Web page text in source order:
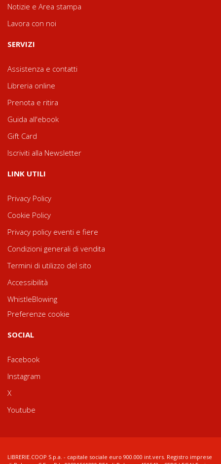
Notizie e Area stampa
Lavora con noi
SERVIZI
Assistenza e contatti
Libreria online
Prenota e ritira
Guida all'ebook
Gift Card
Iscriviti alla Newsletter
LINK UTILI
Privacy Policy
Cookie Policy
Privacy policy eventi e fiere
Condizioni generali di vendita
Termini di utilizzo del sito
Accessibilità
WhistleBlowing
Preferenze cookie
SOCIAL
Facebook
Instagram
X
Youtube
LIBRERIE.COOP S.p.a. - capitale sociale euro 900.000 int.vers. Registro imprese